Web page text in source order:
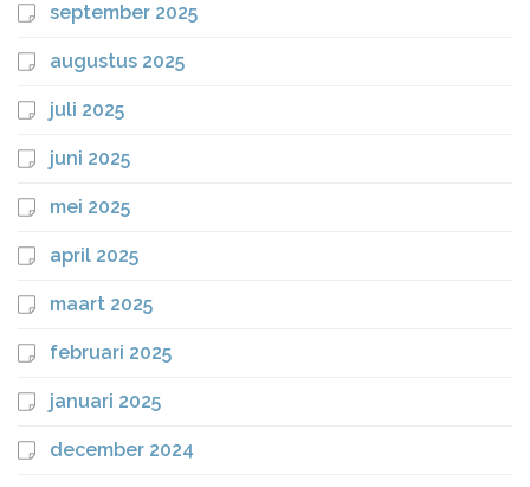
september 2025
augustus 2025
juli 2025
juni 2025
mei 2025
april 2025
maart 2025
februari 2025
januari 2025
december 2024